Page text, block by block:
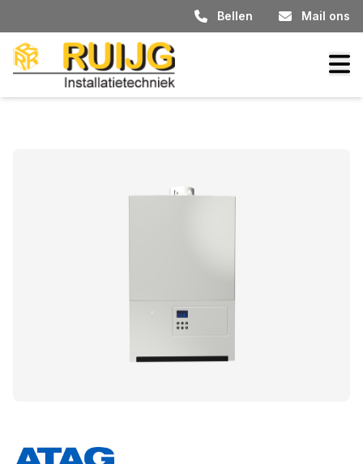
Bellen Mail ons
Merk